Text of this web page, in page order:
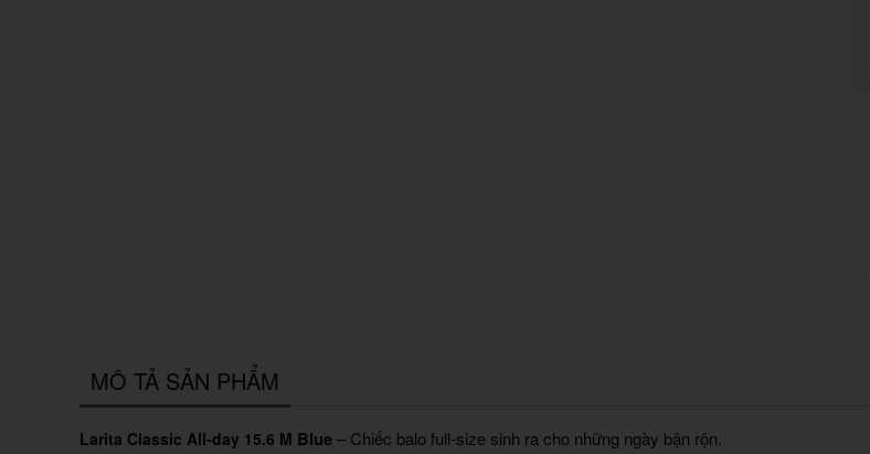
MÔ TẢ SẢN PHẨM
Larita Classic All-day 15.6 M Blue– Chiếc balo full-size sinh ra cho những ngày bận rộn.